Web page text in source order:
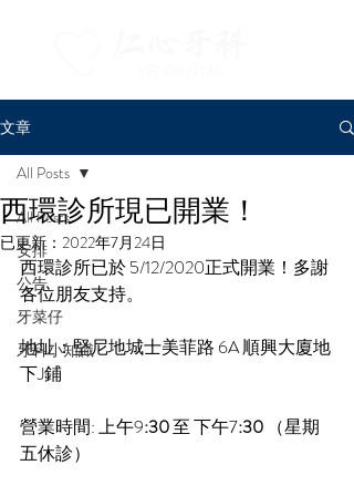
文章
All Posts
安排
公告
牙菜仔
牙科小知識
All Posts
西環診所現已開業！
已更新： 2022年7月24日
西環診所已於 5/12/2020正式開業！多謝
各位朋友支持。
地址：堅尼地城士美菲路 6A 順興大廈地
下J鋪
營業時間: 上午9:30 至 下午7:30 （星期
五休診）​